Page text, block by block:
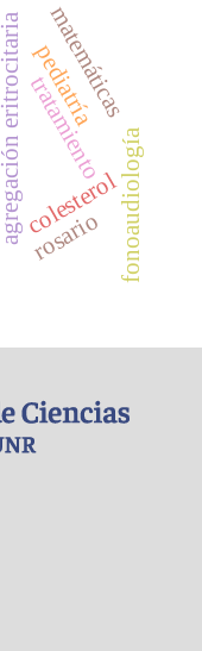
agregación eritrocitariacolesterol
tratamientofonoaudiología
pediatría
matemáticas
rosario